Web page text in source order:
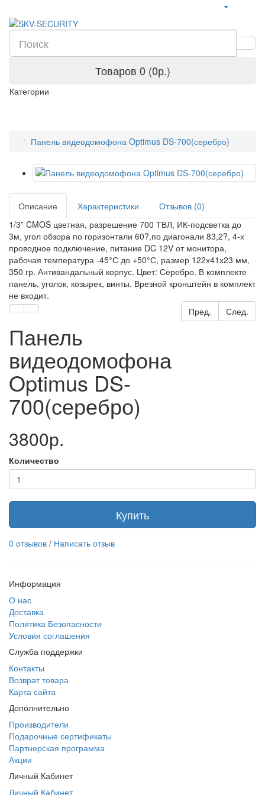
Товаров 0 (0р.)
Категории
Панель видеодомофона Optimus DS-700(серебро)
Описание Характеристики
Отзывов (0)
1/3” CMOS цветная, разрешение 700 ТВЛ, ИК-подсветка до
3м, угол обзора по горизонтали 60?,по диагонали 83,2?, 4-х
проводное подключение, питание DC 12V от монитора,
рабочая температура -45°С до +50°С, размер 122х41х23 мм,
350 гр. Антивандальный корпус. Цвет: Серебро. В комплекте
панель, уголок, козырек, винты. Врезной кронштейн в комплект
не входит.
Пред.
След.
Панель
видеодомофона
Optimus DS-
700(серебро)
3800р.
Количество
Купить
0 отзывов / Написать отзыв
Информация
О нас
Доставка
Политика Безопасности
Условия соглашения
Служба поддержки
Контакты
Возврат товара
Карта сайта
Дополнительно
Производители
Подарочные сертификаты
Партнерская программа
Акции
Личный Кабинет
Личный Кабинет